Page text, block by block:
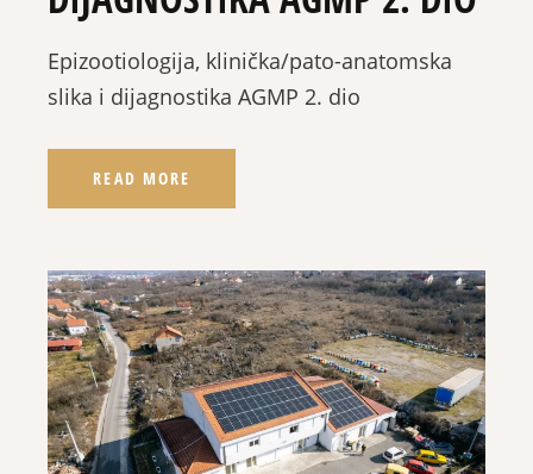
Epizootiologija, klinička/pato-anatomska
slika i dijagnostika AGMP 2. dio
READ MORE